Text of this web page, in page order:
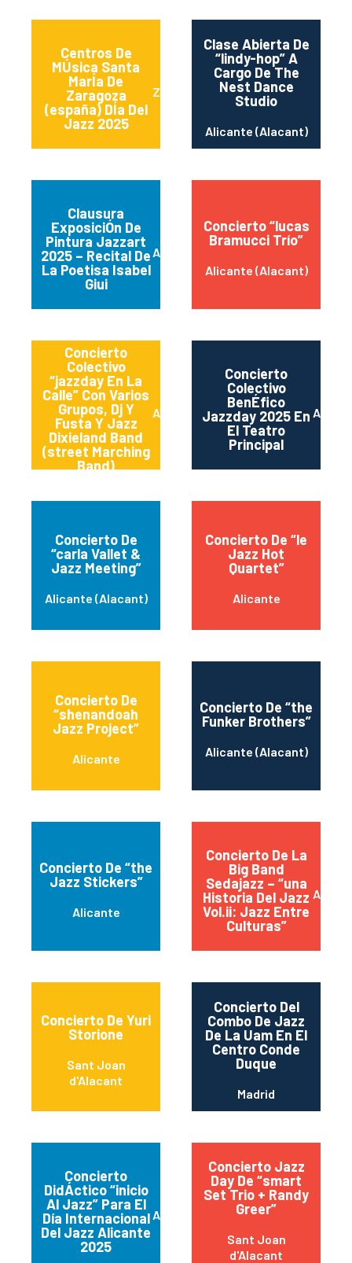
Centros De
MÚsica Santa
MarÍa De
Zaragoza
(españa) DÍa Del
Jazz 2025
Zaragoza
Clase Abierta De
“lindy-hop” A
Cargo De The
Nest Dance
Studio
Alicante (Alacant)
Clausura
ExposiciÓn De
Pintura Jazzart
2025 – Recital De
La Poetisa Isabel
Giui
Alicante
Concierto “lucas
Bramucci Trío”
Alicante (Alacant)
Concierto
Colectivo
“jazzday En La
Calle” Con Varios
Grupos, Dj Y
Fusta Y Jazz
Dixieland Band
(street Marching
Band)
Alacant
Concierto
Colectivo
BenÉfico
Jazzday 2025 En
El Teatro
Principal
Concierto De
“carla Vallet &
Jazz Meeting”
Alicante (Alacant)
Concierto De “le
Jazz Hot
Quartet”
Alicante
Concierto De
“shenandoah
Jazz Project”
Alicante
Concierto De “the
Funker Brothers”
Alicante (Alacant)
Concierto De “the
Jazz Stickers”
Alicante
Concierto De La
Big Band
Sedajazz – “una
Historia Del Jazz
Vol.ii: Jazz Entre
Culturas”
Concierto De Yuri
Storione
Sant Joan
d'Alacant
Concierto Del
Combo De Jazz
De La Uam En El
Centro Conde
Duque
Madrid
Concierto
DidÁctico “inicio
Al Jazz” Para El
Día Internacional
Del Jazz Alicante
2025
Alicante (Alacant)
Concierto Jazz
Day De “smart
Set Trio + Randy
Greer”
Sant Joan
d'Alacant